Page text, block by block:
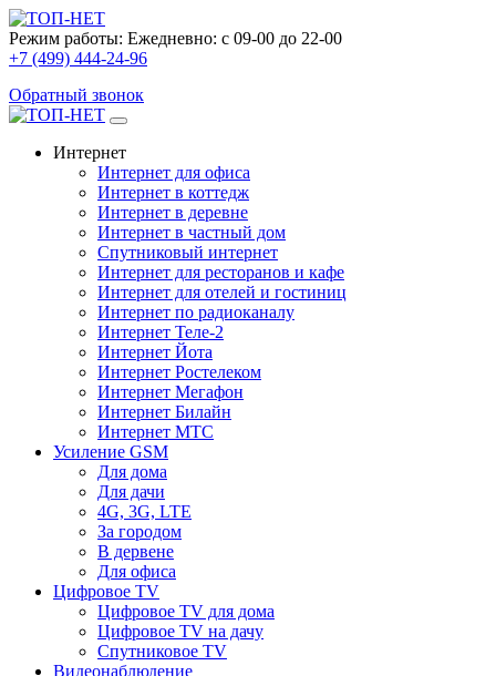
Режим работы: Ежедневно: с 09-00 до 22-00
+7 (499) 444-24-96
Обратный звонок
Интернет
Интернет для офиса
Интернет в коттедж
Интернет в деревне
Интернет в частный дом
Спутниковый интернет
Интернет для ресторанов и кафе
Интернет для отелей и гостиниц
Интернет по радиоканалу
Интернет Теле-2
Интернет Йота
Интернет Ростелеком
Интернет Мегафон
Интернет Билайн
Интернет МТС
Усиление GSM
Для дома
Для дачи
4G, 3G, LTE
За городом
В дервене
Для офиса
Цифровое TV
Цифровое TV для дома
Цифровое TV на дачу
Спутниковое TV
Видеонаблюдение